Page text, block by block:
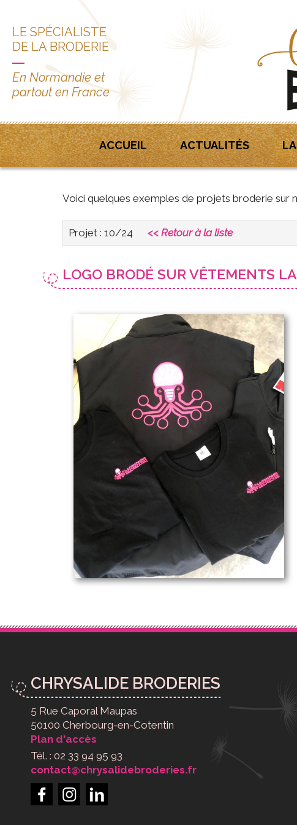
LE SPÉCIALISTE
DE LA BRODERIE
En Normandie et
partout en France
ACCUEIL ACTUALITÉS
Voici quelques exemples de projets broderie sur
Projet : 10/24 << Retour à la liste
LOGO BRODÉ SUR VÊTEMENTS
CHRYSALIDE BRODERIES
5 Rue Caporal Maupas
50100 Cherbourg-en-Cotentin
Plan d'accès
Tél. : 02 33 94 95 93
contact@chrysalidebroderies.fr